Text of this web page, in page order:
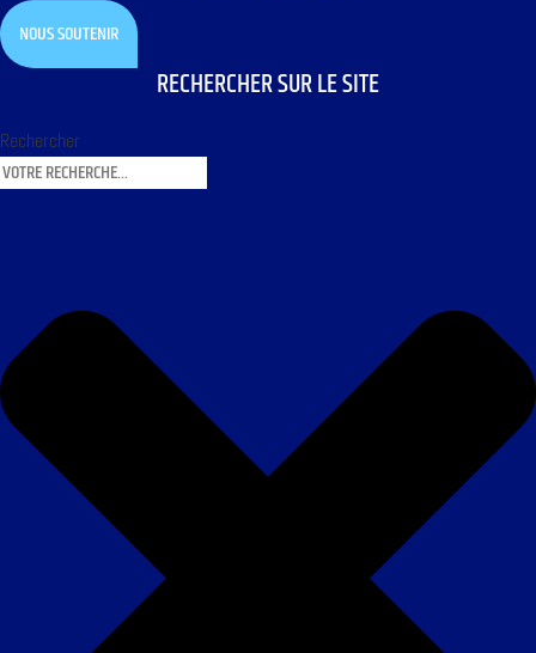
NOUS SOUTENIR
RECHERCHER SUR LE SITE
Rechercher